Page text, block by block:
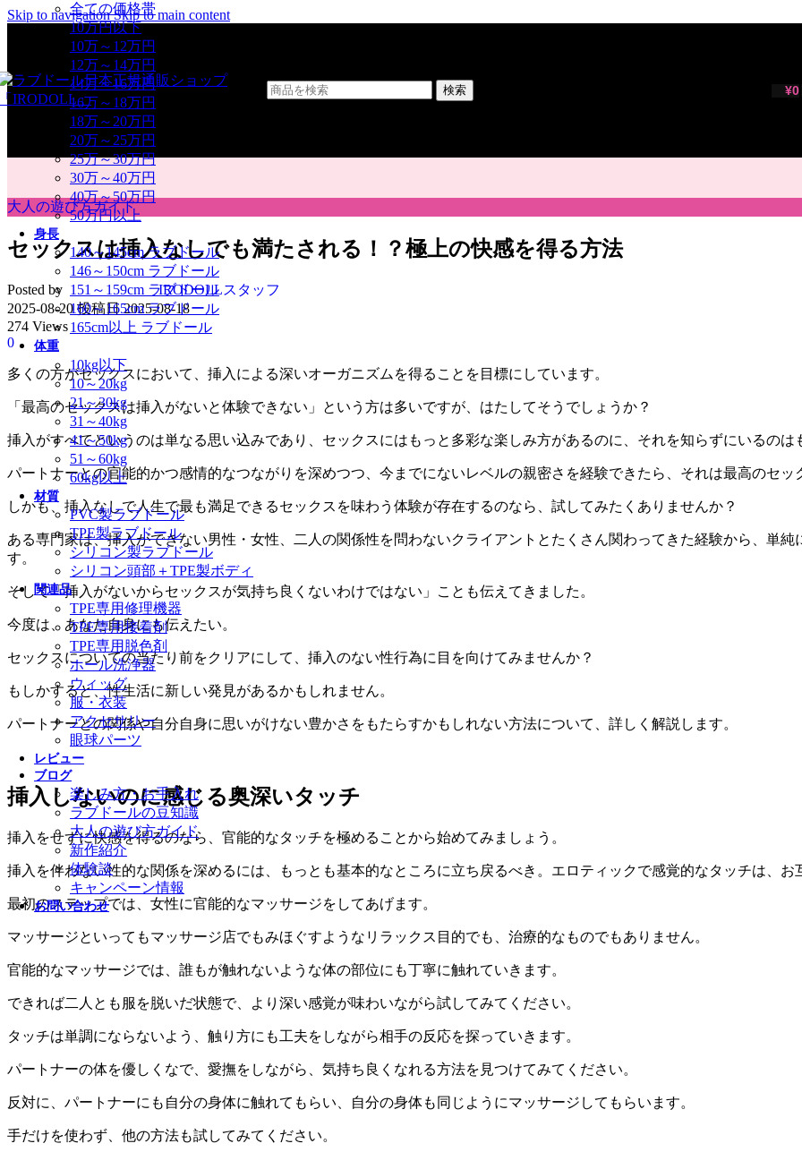
Skip to navigationSkip to main content
検索 ¥0
全ての価格帯
10万円以下
10万～12万円
12万～14万円
14万～16万円
16万～18万円
18万～20万円
20万～25万円
25万～30万円
30万～40万円
40万～50万円
50万円以上
身長
140～145cm ラブドール
146～150cm ラブドール
151～159cm ラブドール
160～165cm ラブドール
165cm以上 ラブドール
体重
10kg以下
10～20kg
21～30kg
31～40kg
41～50kg
51～60kg
60kg以上
材質
PVC製ラブドール
TPE製ラブドール
シリコン製ラブドール
シリコン頭部＋TPE製ボディ
関連品
TPE専用修理機器
TPE専用接着剤
TPE専用脱色剤
ホール洗浄器
ウィッグ
服・衣装
アクセサリー
眼球パーツ
レビュー
ブログ
楽しみ方・お手入れ
ラブドールの豆知識
大人の遊び方ガイド
新作紹介
体験談
キャンペーン情報
お問い合わせ
大人の遊び方ガイド
セックスは挿入なしでも満たされる！？極上の快感を得る方法
Posted by
IRODOLLスタッフ
2025-08-20投稿日 2025-08-18
274 Views
0
多くの方がセックスにおいて、挿入による深いオーガニズムを得ることを目標にしています。
「最高のセックスは挿入がないと体験できない」という方は多いですが、はたしてそうでしょうか？
挿入がすべてというのは単なる思い込みであり、セックスにはもっと多彩な楽しみ方があるのに、それを知らずにいるのは
パートナーとの官能的かつ感情的なつながりを深めつつ、今までにないレベルの親密さを経験できたら、それは最高のセッ
しかも、挿入なしで人生で最も満足できるセックスを味わう体験が存在するのなら、試してみたくありませんか？
ある専門家は、挿入ができない男性・女性、二人の関係性を問わないクライアントとたくさん関わってきた経験から、単
す。
そして「挿入がないからセックスが気持ち良くないわけではない」ことも伝えてきました。
今度は、あなた自身にも伝えたい。
セックスについての当たり前をクリアにして、挿入のない性行為に目を向けてみませんか？
もしかすると、性生活に新しい発見があるかもしれません。
パートナーとの関係や自分自身に思いがけない豊かさをもたらすかもしれない方法について、詳しく解説します。
挿入しないのに感じる奥深いタッチ
挿入をせずに快感を得るのなら、官能的なタッチを極めることから始めてみましょう。
挿入を伴わない性的な関係を深めるには、もっとも基本的なところに立ち戻るべき。エロティックで感覚的なタッチは、お
最初のステップでは、女性に官能的なマッサージをしてあげます。
マッサージといってもマッサージ店でもみほぐすようなリラックス目的でも、治療的なものでもありません。
官能的なマッサージでは、誰もが触れないような体の部位にも丁寧に触れていきます。
できれば二人とも服を脱いだ状態で、より深い感覚が味わいながら試してみてください。
タッチは単調にならないよう、触り方にも工夫をしながら相手の反応を探っていきます。
パートナーの体を優しくなで、愛撫をしながら、気持ち良くなれる方法を見つけてみてください。
反対に、パートナーにも自分の身体に触れてもらい、自分の身体も同じようにマッサージしてもらいます。
手だけを使わず、他の方法も試してみてください。